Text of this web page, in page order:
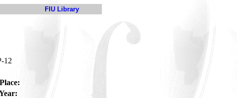
FIU Library
12